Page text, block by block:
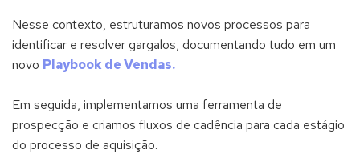
Nesse contexto, estruturamos novos processos para
identificar e resolver gargalos, documentando tudo em um
novo Playbook de Vendas.
Em seguida, implementamos uma ferramenta de
prospecção e criamos fluxos de cadência para cada estágio
do processo de aquisição.